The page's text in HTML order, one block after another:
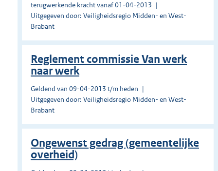
terugwerkende kracht vanaf 01-04-2013
Uitgegeven door: Veiligheidsregio Midden- en West-
Brabant
Reglement commissie Van werk
naar werk
Geldend van 09-04-2013 t/m heden
Uitgegeven door: Veiligheidsregio Midden- en West-
Brabant
Ongewenst gedrag (gemeentelijke
overheid)